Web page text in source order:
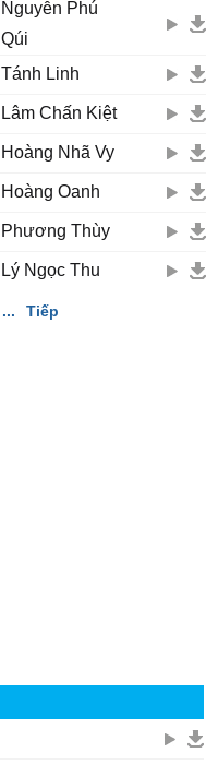
Nguyễn Phú
Qúi
Tánh Linh
Lâm Chấn Kiệt
Hoàng Nhã Vy
Hoàng Oanh
Phương Thùy
Lý Ngọc Thu
... Tiếp